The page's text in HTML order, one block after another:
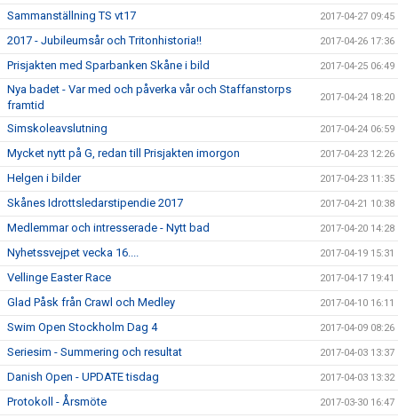
Sammanställning TS vt17 2017-04-27 09:45
2017 - Jubileumsår och Tritonhistoria!! 2017-04-26 17:36
Prisjakten med Sparbanken Skåne i bild 2017-04-25 06:49
Nya badet - Var med och påverka vår och Staffanstorps
framtid
2017-04-24 18:20
Simskoleavslutning 2017-04-24 06:59
Mycket nytt på G, redan till Prisjakten imorgon 2017-04-23 12:26
Helgen i bilder 2017-04-23 11:35
Skånes Idrottsledarstipendie 2017 2017-04-21 10:38
Medlemmar och intresserade - Nytt bad 2017-04-20 14:28
Nyhetssvejpet vecka 16.... 2017-04-19 15:31
Vellinge Easter Race 2017-04-17 19:41
Glad Påsk från Crawl och Medley 2017-04-10 16:11
Swim Open Stockholm Dag 4 2017-04-09 08:26
Seriesim - Summering och resultat 2017-04-03 13:37
Danish Open - UPDATE tisdag 2017-04-03 13:32
Protokoll - Årsmöte 2017-03-30 16:47